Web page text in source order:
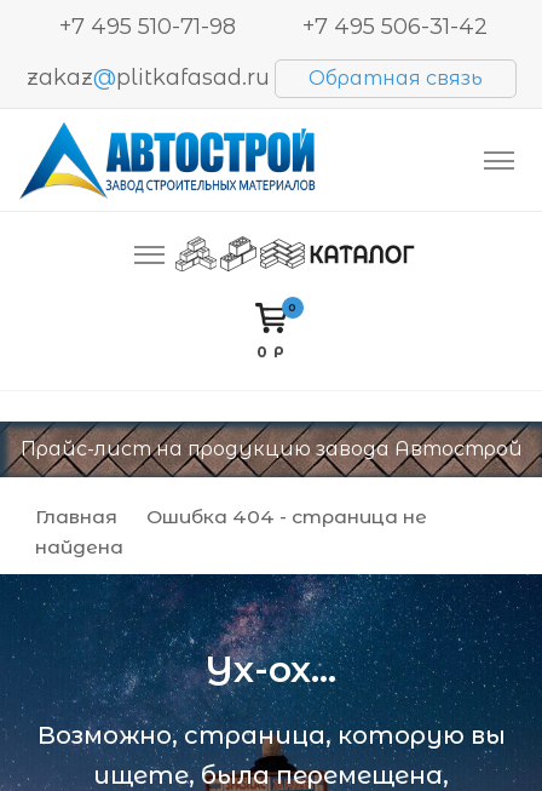
+7 495 510-71-98
+7 495 506-31-42
zakaz@plitkafasad.ru Обратная связь
Автострой. Завод строительных материалов
Производство и продажа тротуарной плитки,
блоков BESSER, кирпича
0
0 Р
Прайс-лист на продукцию завода Автострой
Главная
Ошибка 404 - страница не
найдена
Ух-ох...
Возможно, страница, которую вы
ищете, была перемещена,